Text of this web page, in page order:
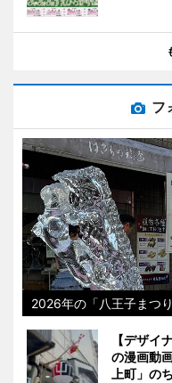
フ
2026年の「八王子まつ
【デザイ
の漫画動
上町」の